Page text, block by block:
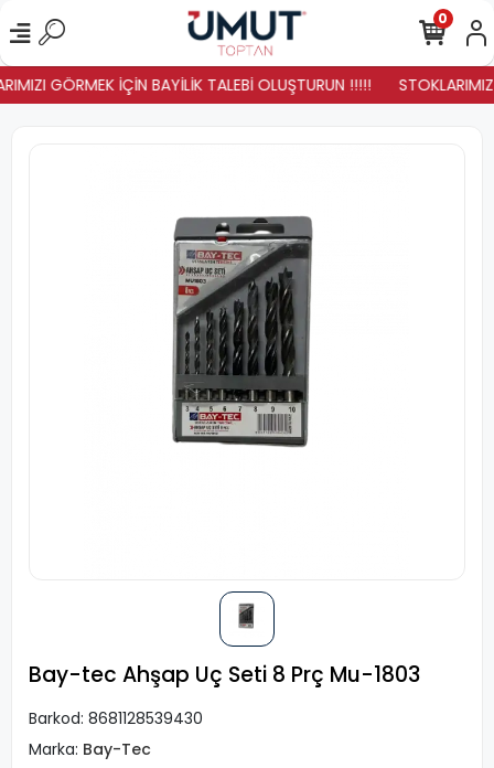
GÖRMEK İÇİN BAYİLİK TALEBİ OLUŞTURUN !!!!!
0
Bay-tec Ahşap Uç Seti 8 Prç Mu-1803
Barkod: 8681128539430
Marka: Bay-Tec